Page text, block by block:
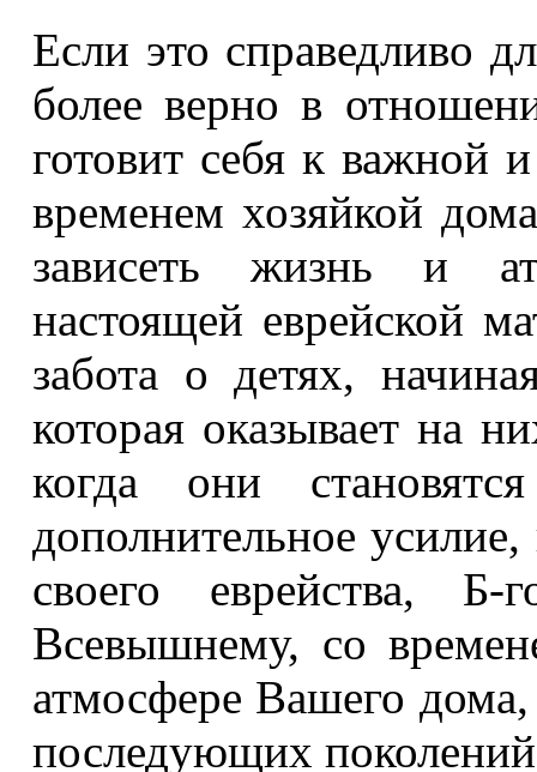
Если это справедливо
более верно в
готовит себя к важной
временем хозяйкой
зависеть жизнь и
настоящей еврейской
забота о детях,
которая оказывает на
когда они
дополнительное
своего еврейства,
Всевышнему, со
атмосфере Вашего
последующих